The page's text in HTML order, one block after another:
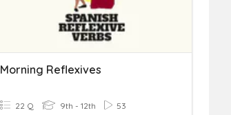
Morning Reflexives
22 Q 9th - 12th 53